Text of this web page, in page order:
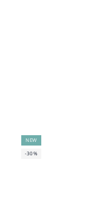
NEW
-30%